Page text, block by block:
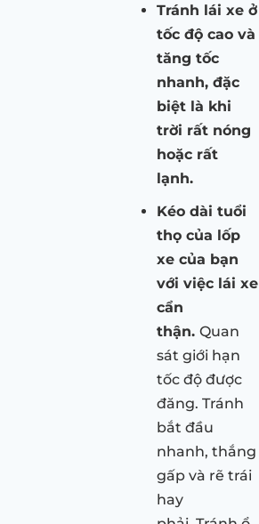
Tránh lái xe ở
tốc độ cao và
tăng tốc
nhanh, đặc
biệt là khi
trời rất nóng
hoặc rất
lạnh.
Kéo dài tuổi
thọ của lốp
xe của bạn
với việc lái xe
cẩn
thận. Quan
sát giới hạn
tốc độ được
đăng. Tránh
bắt đầu
nhanh, thắng
gấp và rẽ trái
hay